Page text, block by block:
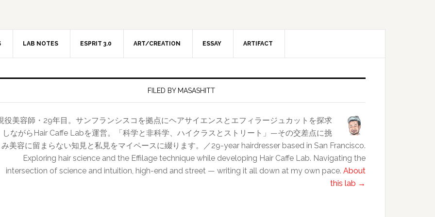
LAB NOTES ESPRIT 3.0 ART/CREATION ESSAY ARTIFACT
FILED BY MASASHITT
役美容師・29年目。サンフランシスコを拠点にヘアサイエンスとエフィラージュカットを探求
しながらHair Caffe Labを運営。「科学と非科学、ハイクラスとストリート」—その交差点に挑
み美容に留まらない知見と私見をマイペースに綴ります。／29-year hairdresser based in San Francisco.
Exploring hair science and the Effilage technique while developing Hair Caffe Lab. Navigating the
intersection of science and intuition, high-end and street — writing it all down at my own pace. About
this lab →